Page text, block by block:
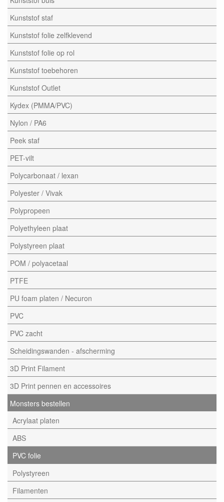
Kunststof staf
Kunststof folie zelfklevend
Kunststof folie op rol
Kunststof toebehoren
Kunststof Outlet
Kydex (PMMA/PVC)
Nylon / PA6
Peek staf
PET-vilt
Polycarbonaat / lexan
Polyester / Vivak
Polypropeen
Polyethyleen plaat
Polystyreen plaat
POM / polyacetaal
PTFE
PU foam platen / Necuron
PVC
PVC zacht
Scheidingswanden - afscherming
3D Print Filament
3D Print pennen en accessoires
Monsters bestellen
Acrylaat platen
ABS
PVC folie
Polystyreen
Filamenten